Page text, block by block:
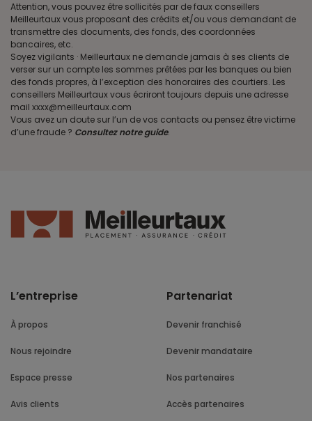
Attention, vous pouvez être sollicités par de faux conseillers
Meilleurtaux vous proposant des crédits et/ou vous demandant de
transmettre des documents, des fonds, des coordonnées
bancaires, etc.
Soyez vigilants · Meilleurtaux ne demande jamais à ses clients de
verser sur un compte les sommes prêtées par les banques ou bien
des fonds propres, à l’exception des honoraires des courtiers. Les
conseillers Meilleurtaux vous écriront toujours depuis une adresse
mail xxxx@meilleurtaux.com
Vous avez un doute sur l’un de vos contacts ou pensez être victime
d’une fraude ? Consultez notre guide.
L’entreprise
À propos
Nous rejoindre
Espace presse
Avis clients
Partenariat
Devenir franchisé
Devenir mandataire
Nos partenaires
Accès partenaires